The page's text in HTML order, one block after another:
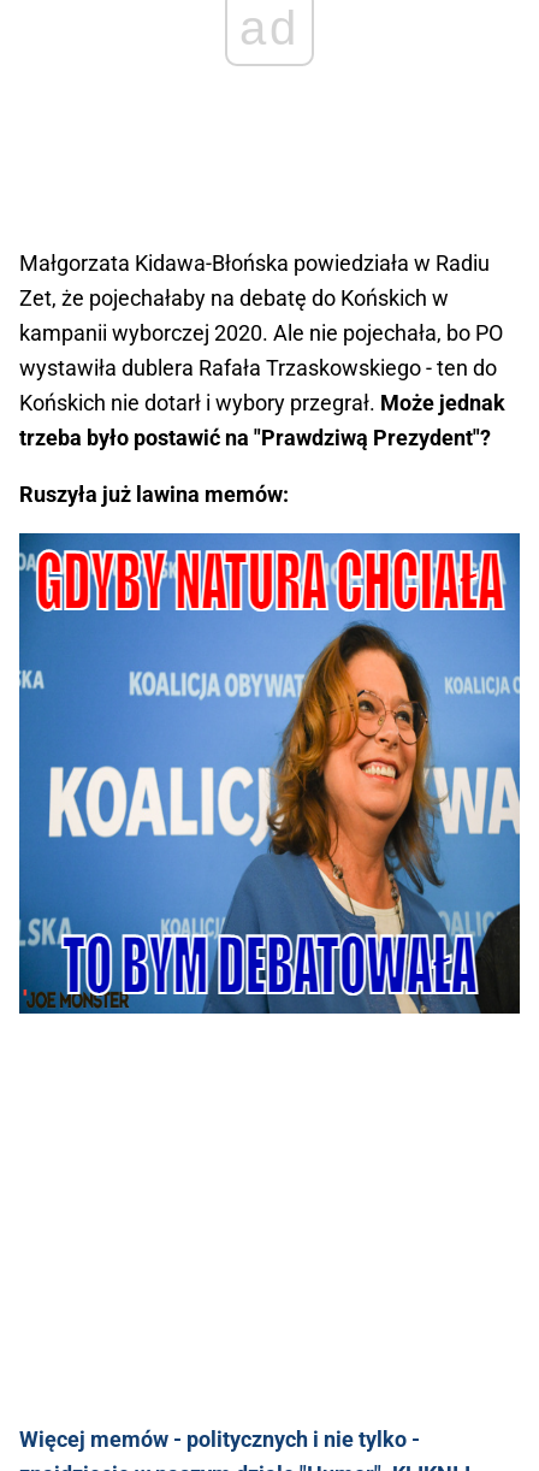
ad
Małgorzata Kidawa-Błońska powiedziała w Radiu
Zet, że pojechałaby na debatę do Końskich w
kampanii wyborczej 2020. Ale nie pojechała, bo PO
wystawiła dublera Rafała Trzaskowskiego - ten do
Końskich nie dotarł i wybory przegrał. Może jednak
trzeba było postawić na "Prawdziwą Prezydent"?
Ruszyła już lawina memów:
Więcej memów - politycznych i nie tylko -